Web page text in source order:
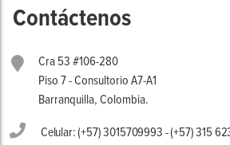
Contáctenos
Cra 53 #106-280
Piso 7 - Consultorio A7-A1
Barranquilla, Colombia.
Celular: (+57) 3015709993 - (+57) 315